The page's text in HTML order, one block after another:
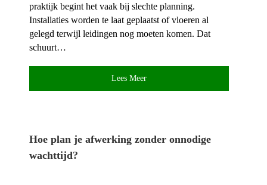
praktijk begint het vaak bij slechte planning.​
Installaties worden te laat geplaatst of vloeren al
gelegd terwijl leidingen nog moeten komen.​ Dat
schuurt…
Lees Meer
Hoe plan je afwerking zonder onnodige
wachttijd?